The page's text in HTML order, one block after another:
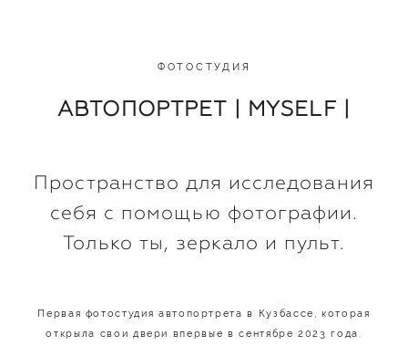
ФОТОСТУДИЯ
АВТОПОРТРЕТ | MYSELF |
Пространство для исследования
себя с помощью фотографии.
Только ты, зеркало и пульт.
Первая фотостудия автопортрета в Кузбассе, которая
открыла свои двери впервые в сентябре 2023 года.